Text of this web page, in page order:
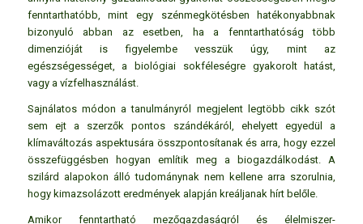
fenntarthatóbb, mint egy szénmegkötésben hatékonyabbnak
bizonyuló abban az esetben, ha a fenntarthatóság több
dimenzióját is figyelembe vesszük úgy, mint az
egészségességet, a biológiai sokféleségre gyakorolt hatást,
vagy a vízfelhasználást.
Sajnálatos módon a tanulmányról megjelent legtöbb cikk szót
sem ejt a szerzők pontos szándékáról, ehelyett egyedül a
klímaváltozás aspektusára összpontosítanak és arra, hogy ezzel
összefüggésben hogyan említik meg a biogazdálkodást. A
szilárd alapokon álló tudománynak nem kellene arra szorulnia,
hogy kimazsolázott eredmények alapján kreáljanak hírt belőle.
Amikor fenntartható mezőgazdaságról és élelmiszer-